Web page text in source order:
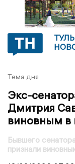
Тема дня
Экс-
Дмитрия
виновным в
Бывшего
признали